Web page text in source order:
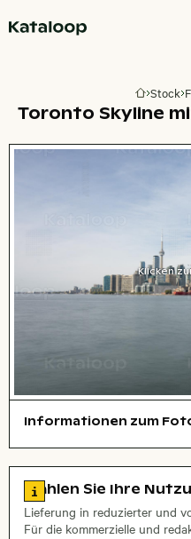
Zur
Stock
Toronto Skyline
Klicken
Informationen zum
, Objektiv
Zu den
Wählen Sie Ihre
Lieferung in reduzierter und
Für die kommerzielle und